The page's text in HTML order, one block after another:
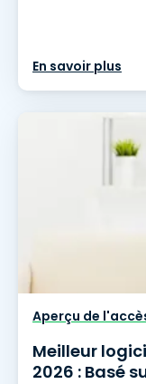
En savoir plus
Aperçu de
Meilleur
2026 : Basé